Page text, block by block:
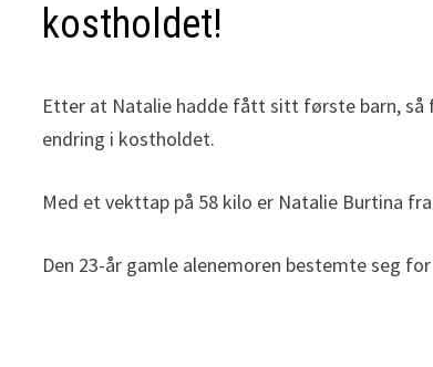
kostholdet!
Etter at Natalie hadde fått sitt første barn, så
endring i kostholdet.
Med et vekttap på 58 kilo er Natalie Burtina
Den 23-år gamle alenemoren bestemte seg